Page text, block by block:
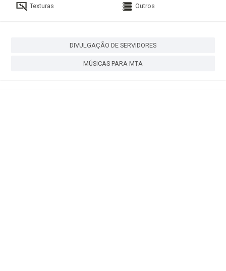
Texturas Outros
DIVULGAÇÃO DE SERVIDORES
MÚSICAS PARA MTA